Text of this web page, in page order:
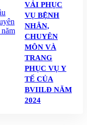
VẢI PHỤC
VỤ BỆNH
NHÂN,
CHUYÊN
MÔN VÀ
TRANG
PHỤC VỤ Y
TẾ CỦA
BVIILĐ NĂM
2024